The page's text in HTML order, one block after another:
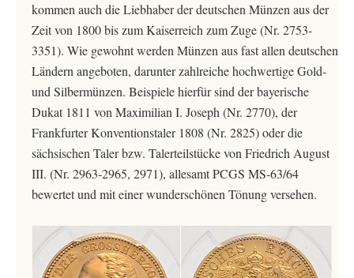
kommen auch die Liebhaber der deutschen Münzen aus der
Zeit von 1800 bis zum Kaiserreich zum Zuge (Nr. 2753-
3351). Wie gewohnt werden Münzen aus fast allen deutschen
Ländern angeboten, darunter zahlreiche hochwertige Gold-
und Silbermünzen. Beispiele hierfür sind der bayerische
Dukat 1811 von Maximilian I. Joseph (Nr. 2770), der
Frankfurter Konventionstaler 1808 (Nr. 2825) oder die
sächsischen Taler bzw. Talerteilstücke von Friedrich August
III. (Nr. 2963-2965, 2971), allesamt PCGS MS-63/64
bewertet und mit einer wunderschönen Tönung versehen.